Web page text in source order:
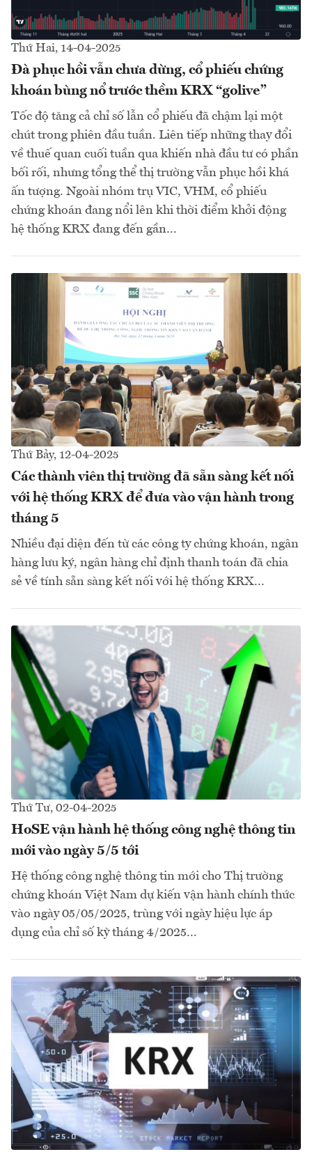
Thứ Hai, 14-04-2025
Đà phục hồi vẫn chưa dừng, cổ phiếu chứng
khoán bùng nổ trước thềm KRX “golive”
Tốc độ tăng cả chỉ số lẫn cổ phiếu đã chậm lại một
chút trong phiên đầu tuần. Liên tiếp những thay đổi
về thuế quan cuối tuần qua khiến nhà đầu tư có phần
bối rối, nhưng tổng thể thị trường vẫn phục hồi khá
ấn tượng. Ngoài nhóm trụ VIC, VHM, cổ phiếu
chứng khoán đang nổi lên khi thời điểm khởi động
hệ thống KRX đang đến gần...
Thứ Bảy, 12-04-2025
Các thành viên thị trường đã sẵn sàng kết nối
với hệ thống KRX để đưa vào vận hành trong
tháng 5
Nhiều đại diện đến từ các công ty chứng khoán, ngân
hàng lưu ký, ngân hàng chỉ định thanh toán đã chia
sẻ về tính sẵn sàng kết nối với hệ thống KRX...
Thứ Tư, 02-04-2025
HoSE vận hành hệ thống công nghệ thông tin
mới vào ngày 5/5 tới
Hệ thống công nghệ thông tin mới cho Thị trường
chứng khoán Việt Nam dự kiến vận hành chính thức
vào ngày 05/05/2025, trùng với ngày hiệu lực áp
dụng của chỉ số kỳ tháng 4/2025...